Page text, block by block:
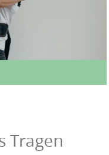
Tragen